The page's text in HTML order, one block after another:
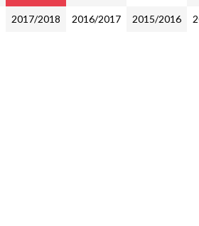
2017/2018 2016/2017 2015/2016